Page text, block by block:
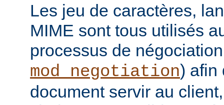
Les jeu de caractères,
MIME sont tous utilisés
processus de
mod_negotiation) afin
document servir au